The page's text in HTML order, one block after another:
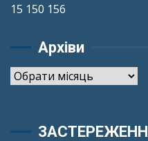
15 150 156
Архіви
Архіви